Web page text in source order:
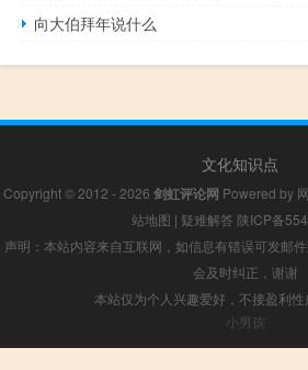
向大伯拜年说什么
文化知识点
Copyright © 2012 - 2026 剑虹评论网 Powered by
站地图 | 疑难解答 陕ICP备
声明：本站内容来自互联网，如信息有错误可发邮
会及时纠正，谢谢
本站仅为个人兴趣爱好，不接盈利
小男孩